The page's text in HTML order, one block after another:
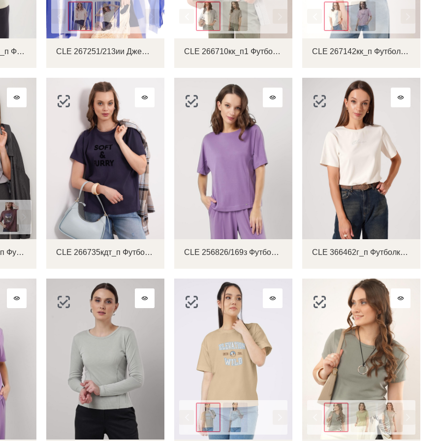
CLE 267107/198кдп_п Футболка женская
Цвет
CLE 267251/213ии Джемпер женский CLE 266710кк_п1 Футболка женская CLE 267142кк_п Футболка женская
CLE 167293/219кд_п Футболка женская CLE 266735кдт_п Футболка женская CLE 256826/169з Футболка женская CLE 366462г_п Футболка женская